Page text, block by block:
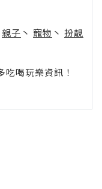
親子 丶 寵物 丶 扮靚
喝玩樂資訊！